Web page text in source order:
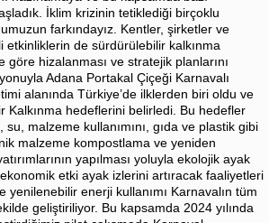
İklim krizinin tetiklediği birçoklu
farkındayız. Kentler, şirketler ve
etkinliklerin de sürdürülebilir kalkınma
göre hizalanması ve stratejik planlarını
Adana Portakal Çiçeği Karnavalı
alanında Türkiye’de ilklerden biri oldu ve
Kalkınma hedeflerini belirledi. Bu hedefler
malzeme kullanımını, gıda ve plastik gibi
malzeme kompostlama ve yeniden
yapılması yoluyla ekolojik ayak
etki ayak izlerini artıracak faaliyetleri
yenilenebilir enerji kullanımı Karnavalın tüm
geliştiriliyor. Bu kapsamda 2024 yılında